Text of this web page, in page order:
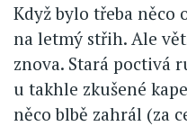
Když bylo třeba něco
na letmý střih. Ale
znova. Stará poctivá
u takhle zkušené
něco blbě zahrál (za